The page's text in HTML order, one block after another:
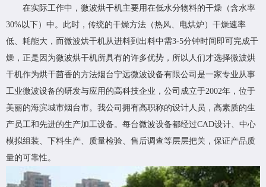
在实际工作中，微波烘干机主要用在低水分物料的干燥（含水率
30%以下）中。此时，传统的干燥方法（热风、电烘炉）干燥速率
低、耗能大，而微波烘干机从进料到出料中需3-5分钟时间即可完成干
燥，正是因为微波烘干机所具有的许多优势，所以人们才选择微波烘
干机作为烘干茴香的方法烟台宁远微波设备有限公司是一家专业从事
工业微波设备的研发与应用的高科技企业，公司成立于2002年，位于
美丽的海滨城市烟台市。我公司拥有高职称的设计人员，高素质的生
产员工和先进的生产加工设备。每台微波设备都经过CAD设计、中心
模拟组装、下料生产、质量检验、售后调查等层层把关，保证产品质
量的可靠性。